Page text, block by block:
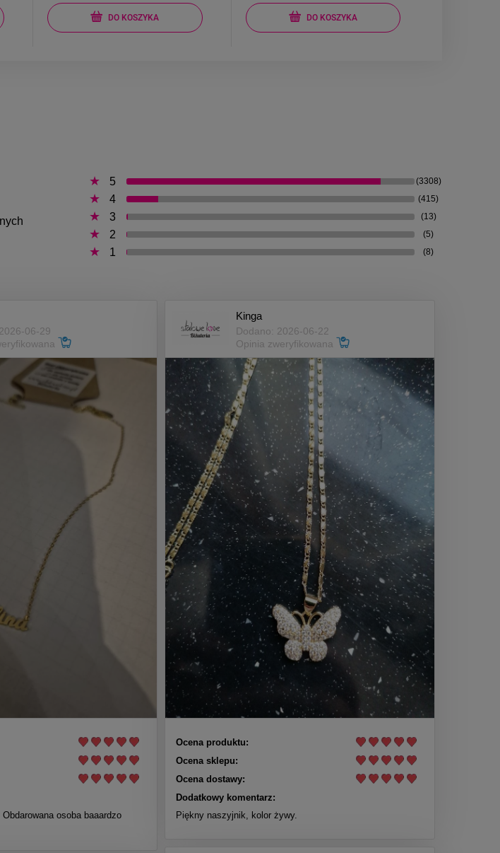
DO KOSZYKA DO KOSZYKA
5 (3308)
4 (415)
3 (13)
2 (5)
1 (8)
06-29
osoba baaardzo
Kinga
Dodano: 2026-06-22
Opinia zweryfikowana
Ocena produktu:
Ocena sklepu:
Ocena dostawy:
Dodatkowy komentarz:
Piękny naszyjnik, kolor żywy.